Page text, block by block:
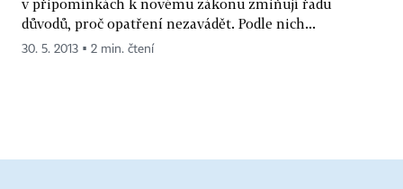
v připomínkách k novému zákonu zmiňují řadu
důvodů, proč opatření nezavádět. Podle nich...
30. 5. 2013 ▪ 2 min. čtení